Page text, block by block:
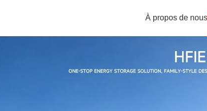
À propos de nous